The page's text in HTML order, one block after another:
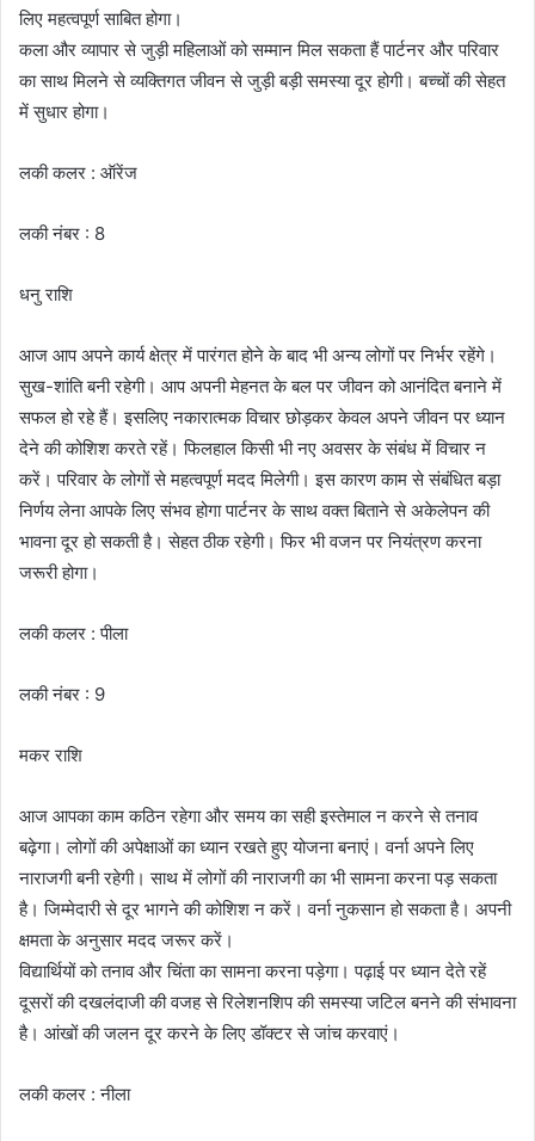
लिए महत्वपूर्ण साबित होगा।
कला और व्यापार से जुड़ी महिलाओं को सम्मान मिल सकता हैं पार्टनर और परिवार
का साथ मिलने से व्यक्तिगत जीवन से जुड़ी बड़ी समस्या दूर होगी। बच्चों की सेहत
में सुधार होगा।
लकी कलर : ऑरेंज
लकी नंबर : 8
धनु राशि
आज आप अपने कार्य क्षेत्र में पारंगत होने के बाद भी अन्य लोगों पर निर्भर रहेंगे।
सुख-शांति बनी रहेगी। आप अपनी मेहनत के बल पर जीवन को आनंदित बनाने में
सफल हो रहे हैं। इसलिए नकारात्मक विचार छोड़कर केवल अपने जीवन पर ध्यान
देने की कोशिश करते रहें। फिलहाल किसी भी नए अवसर के संबंध में विचार न
करें। परिवार के लोगों से महत्वपूर्ण मदद मिलेगी। इस कारण काम से संबंधित बड़ा
निर्णय लेना आपके लिए संभव होगा पार्टनर के साथ वक्त बिताने से अकेलेपन की
भावना दूर हो सकती है। सेहत ठीक रहेगी। फिर भी वजन पर नियंत्रण करना
जरूरी होगा।
लकी कलर : पीला
लकी नंबर : 9
मकर राशि
आज आपका काम कठिन रहेगा और समय का सही इस्तेमाल न करने से तनाव
बढ़ेगा। लोगों की अपेक्षाओं का ध्यान रखते हुए योजना बनाएं। वर्ना अपने लिए
नाराजगी बनी रहेगी। साथ में लोगों की नाराजगी का भी सामना करना पड़ सकता
है। जिम्मेदारी से दूर भागने की कोशिश न करें। वर्ना नुकसान हो सकता है। अपनी
क्षमता के अनुसार मदद जरूर करें।
विद्यार्थियों को तनाव और चिंता का सामना करना पड़ेगा। पढ़ाई पर ध्यान देते रहें
दूसरों की दखलंदाजी की वजह से रिलेशनशिप की समस्या जटिल बनने की संभावना
है। आंखों की जलन दूर करने के लिए डॉक्टर से जांच करवाएं।
लकी कलर : नीला